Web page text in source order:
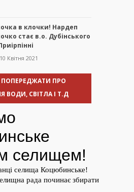
в клочки! Нардеп
стає в.о. Дубінського
Квітня 2021
ПРО
ВОДИ, СВІТЛА І Т.Д